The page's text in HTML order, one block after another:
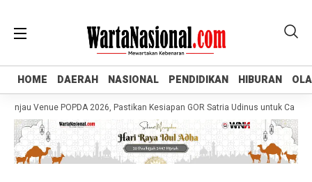
HOME DAERAH NASIONAL PENDIDIKAN HIBURAN
HOME DAERAH NASIONAL PENDIDIKAN HIBURAN
Venue POPDA 2026, Pastikan Kesiapan GOR Satria Udinus untuk Cabor Tenis